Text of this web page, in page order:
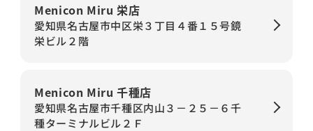
Menicon Miru 栄店
愛知県名古屋市中区栄３丁目４番１５号鏡
栄ビル２階
Menicon Miru 千種店
愛知県名古屋市千種区内山３－２５－６千
種ターミナルビル２Ｆ